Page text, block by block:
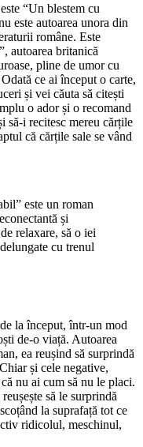
“Un blestem cu
este autoarea unora din
române. Este
autoarea britanică
pline de umor cu
ce ai început o carte,
și vei căuta să citești
o ador și o recomand
să-i recitesc mereu cărțile
că cărțile sale se vând
este un roman
și
relaxare, să o iei
cu trenul
la început, într-un mod
de-o viață. Autoarea
ea reușind să surprindă
și cele negative,
nu ai cum să nu le placi.
să le surprindă
la suprafață tot ce
ridicolul, meschinul,